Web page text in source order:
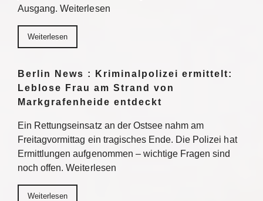
Ausgang. Weiterlesen
Weiterlesen
Berlin News : Kriminalpolizei ermittelt:
Leblose Frau am Strand von
Markgrafenheide entdeckt
Ein Rettungseinsatz an der Ostsee nahm am
Freitagvormittag ein tragisches Ende. Die Polizei hat
Ermittlungen aufgenommen – wichtige Fragen sind
noch offen. Weiterlesen
Weiterlesen